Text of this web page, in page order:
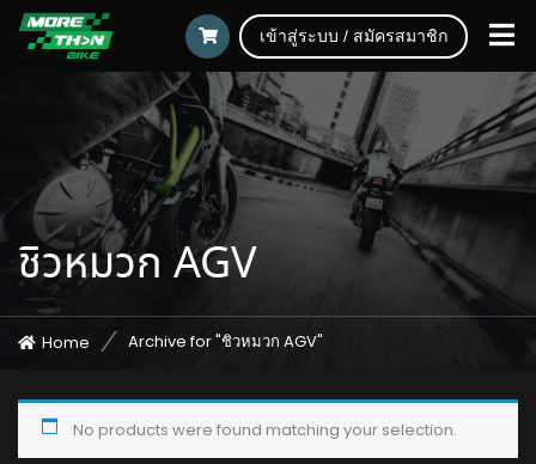
เข้าสู่ระบบ / สมัครสมาชิก
ชิวหมวก AGV
Home Archive for "ชิวหมวก AGV"
No products were found matching your selection.